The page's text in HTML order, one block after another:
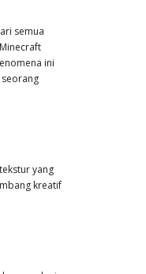
semua
ini
yang
kreatif